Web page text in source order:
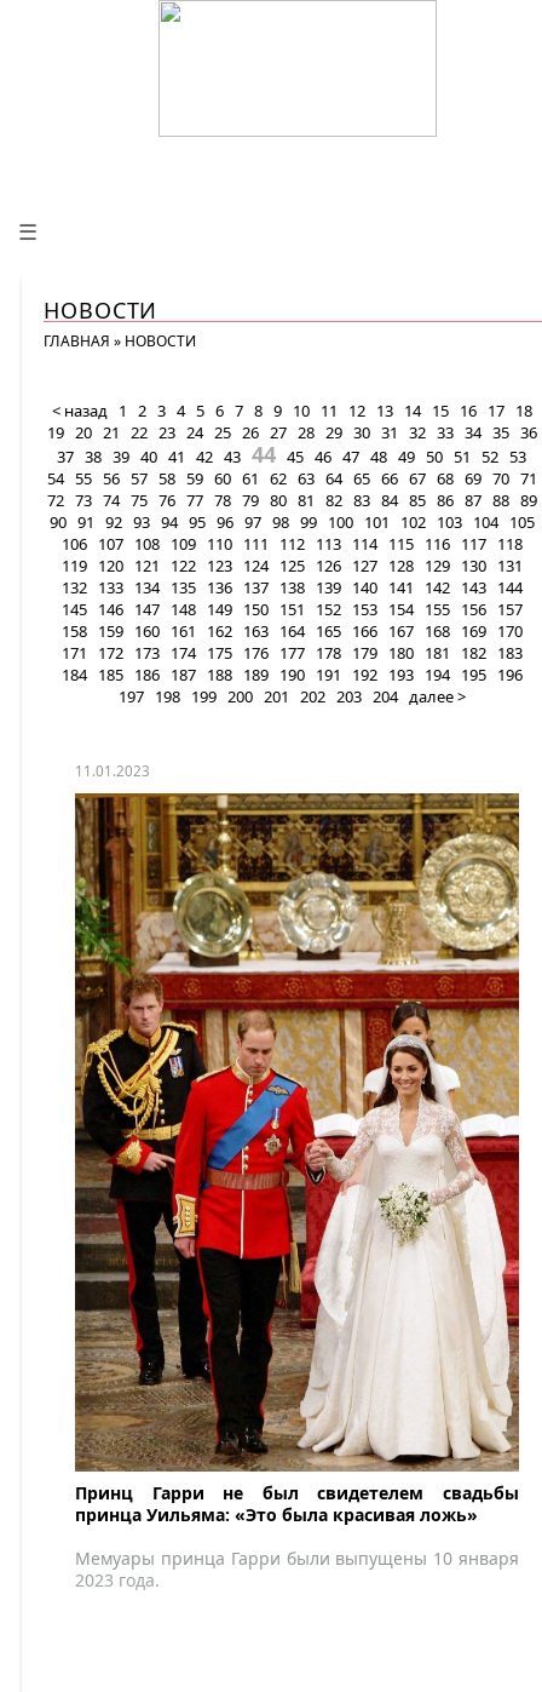
☰
НОВОСТИ
ГЛАВНАЯ » НОВОСТИ
< назад 1 2 3 4 5 6 7 8 9 10 11 12 13 14 15 16 17 18
19 20 21 22 23 24 25 26 27 28 29 30 31 32 33 34 35 36
37 38 39 40 41 42 43 44 45 46 47 48 49 50 51 52 53
54 55 56 57 58 59 60 61 62 63 64 65 66 67 68 69 70 71
72 73 74 75 76 77 78 79 80 81 82 83 84 85 86 87 88 89
90 91 92 93 94 95 96 97 98 99 100 101 102 103 104 105
106 107 108 109 110 111 112 113 114 115 116 117 118
119 120 121 122 123 124 125 126 127 128 129 130 131
132 133 134 135 136 137 138 139 140 141 142 143 144
145 146 147 148 149 150 151 152 153 154 155 156 157
158 159 160 161 162 163 164 165 166 167 168 169 170
171
172 173 174 175 176 177 178 179 180 181 182 183
184 185 186 187 188 189 190 191 192 193 194 195 196
197 198 199 200 201 202 203 204 далее >
11.01.2023
Принц Гарри не был свидетелем свадьбы
принца Уильяма: «Это была красивая ложь»
Мемуары принца Гарри были выпущены 10 января
2023 года.